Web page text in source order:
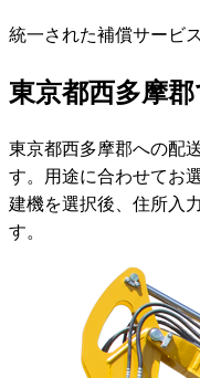
統一された補償サービス
東京都西多摩
東京都西多摩郡への配
す。用途に合わせてお
建機を選択後、住所入
す。